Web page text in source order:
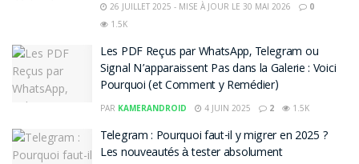
26 JUILLET 2025 - MISE À JOUR LE 30 MAI 2026
0
1.5K
Les PDF Reçus par WhatsApp, Telegram ou
Signal N’apparaissent Pas dans la Galerie : Voici
Pourquoi (et Comment y Remédier)
PAR KAMERANDROID 4 JUIN 2025 2 1.5K
Telegram : Pourquoi faut-il y migrer en 2025 ?
Les nouveautés à tester absolument